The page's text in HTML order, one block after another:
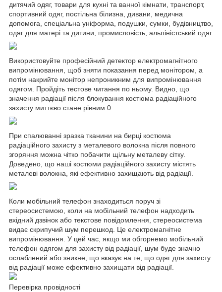
дитячий одяг, товари для кухні та ванної кімнати, транспорт,
спортивний одяг, постільна білизна, дивани, медична
допомога, спеціальна уніформа, подушки, сумки, будівництво,
одяг для матері та дитини, промисловість, альпіністський одяг.
Використовуйте професійний детектор електромагнітного
випромінювання, щоб зняти показання перед монітором, а
потім накрийте монітор непроникним для випромінювання
одягом. Пройдіть тестове читання по ньому. Видно, що
значення радіації після блокування костюма радіаційного
захисту миттєво стане рівним 0.
При спалюванні зразка тканини на бирці костюма
радіаційного захисту з металевого волокна після повного
згоряння можна чітко побачити щільну металеву сітку.
Доведено, що наші костюми радіаційного захисту містять
металеві волокна, які ефективно захищають від радіації.
Коли мобільний телефон знаходиться поруч зі
стереосистемою, коли на мобільний телефон надходить
вхідний дзвінок або текстове повідомлення, стереосистема
видає скрипучий шум перешкод. Це електромагнітне
випромінювання. У цей час, якщо ми обгорнемо мобільний
телефон одягом для захисту від радіації, шум буде значно
ослаблений або зникне, що вказує на те, що одяг для захисту
від радіації може ефективно захищати від радіації.
Перевірка провідності